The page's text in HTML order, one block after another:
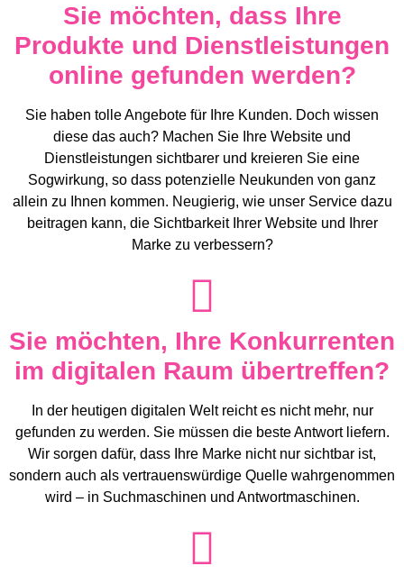
Sie möchten, dass Ihre
Produkte und Dienstleistungen
online gefunden werden?
Sie haben tolle Angebote für Ihre Kunden. Doch wissen
diese das auch? Machen Sie Ihre Website und
Dienstleistungen sichtbarer und kreieren Sie eine
Sogwirkung, so dass potenzielle Neukunden von ganz
allein zu Ihnen kommen. Neugierig, wie unser Service dazu
beitragen kann, die Sichtbarkeit Ihrer Website und Ihrer
Marke zu verbessern?
Sie möchten, Ihre Konkurrenten
im digitalen Raum übertreffen?
In der heutigen digitalen Welt reicht es nicht mehr, nur
gefunden zu werden. Sie müssen die beste Antwort liefern.
Wir sorgen dafür, dass Ihre Marke nicht nur sichtbar ist,
sondern auch als vertrauenswürdige Quelle wahrgenommen
wird – in Suchmaschinen und Antwortmaschinen.